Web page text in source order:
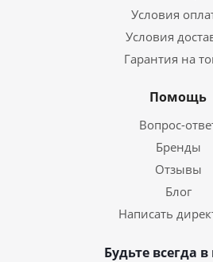
Условия
Условия
Гарантия на
Помощь
Вопрос-
Бренды
Отзывы
Блог
Написать
Будьте всегда в